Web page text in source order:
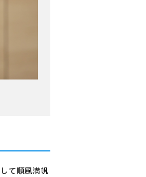
て順風満帆